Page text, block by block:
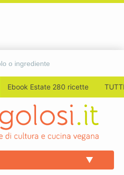
Ebook Estate 280 ricette